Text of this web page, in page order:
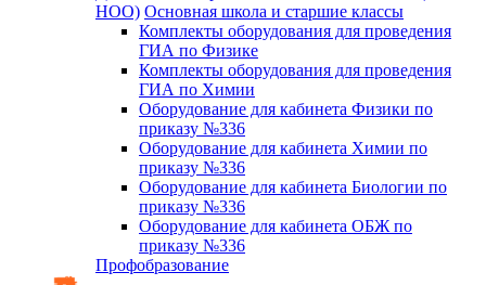
НОО) Основная школа и старшие классы
Комплекты оборудования для проведения
ГИА по Физике
Комплекты оборудования для проведения
ГИА по Химии
Оборудование для кабинета Физики по
приказу №336
Оборудование для кабинета Химии по
приказу №336
Оборудование для кабинета Биологии по
приказу №336
Оборудование для кабинета ОБЖ по
приказу №336
Профобразование